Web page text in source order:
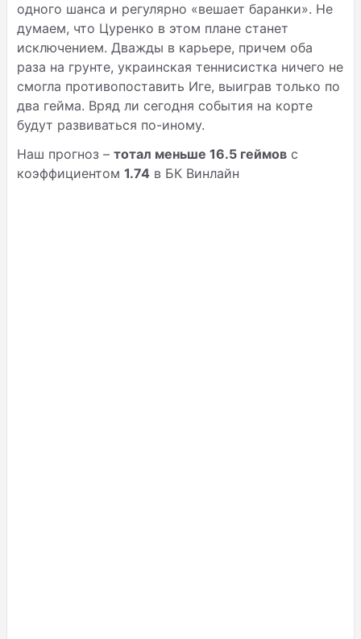
одного шанса и регулярно «вешает баранки». Не
думаем, что Цуренко в этом плане станет
исключением. Дважды в карьере, причем оба
раза на грунте, украинская теннисистка ничего не
смогла противопоставить Иге, выиграв только по
два гейма. Вряд ли сегодня события на корте
будут развиваться по-иному.
Наш прогноз – тотал меньше 16.5 геймов с
коэффициентом 1.74 в БК Винлайн